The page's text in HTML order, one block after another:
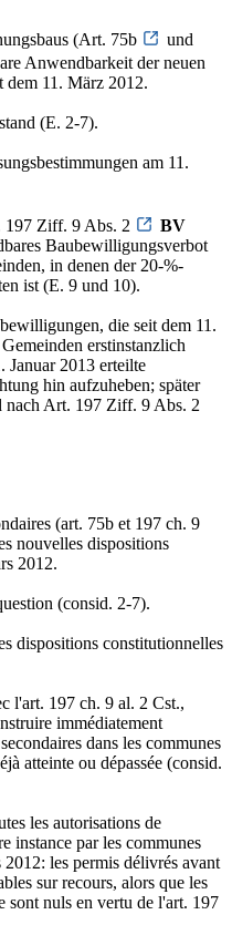
(Art. 75b
und
Anwendbarkeit der neuen
dem 11. März 2012.
(E. 2-7).
am 11.
197 Ziff. 9 Abs. 2
BV
Baubewilligungsverbot
in denen der 20-%-
ist (E. 9 und 10).
die seit dem 11.
erstinstanzlich
Januar 2013 erteilte
hin aufzuheben; später
nach Art. 197 Ziff. 9 Abs. 2
(art. 75b et 197 ch. 9
nouvelles dispositions
2012.
(consid. 2-7).
dispositions constitutionnelles
l'art. 197 ch. 9 al. 2 Cst.,
immédiatement
dans les communes
atteinte ou dépassée (consid.
les autorisations de
instance par les communes
les permis délivrés avant
sur recours, alors que les
sont nuls en vertu de l'art. 197